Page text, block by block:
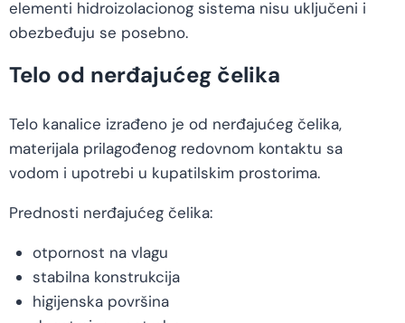
elementi hidroizolacionog sistema nisu uključeni i
obezbeđuju se posebno.
Telo od nerđajućeg čelika
Telo kanalice izrađeno je od nerđajućeg čelika,
materijala prilagođenog redovnom kontaktu sa
vodom i upotrebi u kupatilskim prostorima.
Prednosti nerđajućeg čelika:
otpornost na vlagu
stabilna konstrukcija
higijenska površina